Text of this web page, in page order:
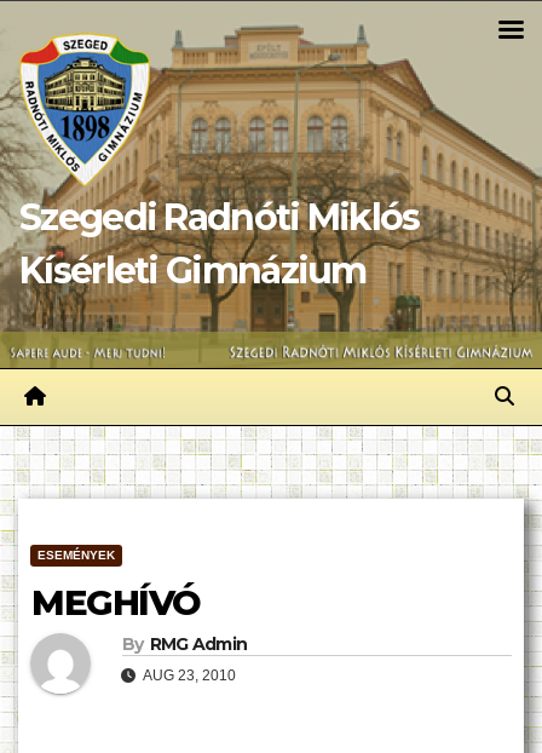
content
Szegedi Radnóti Miklós
Kísérleti Gimnázium
ESEMÉNYEK
MEGHÍVÓ
By RMG Admin
AUG 23, 2010